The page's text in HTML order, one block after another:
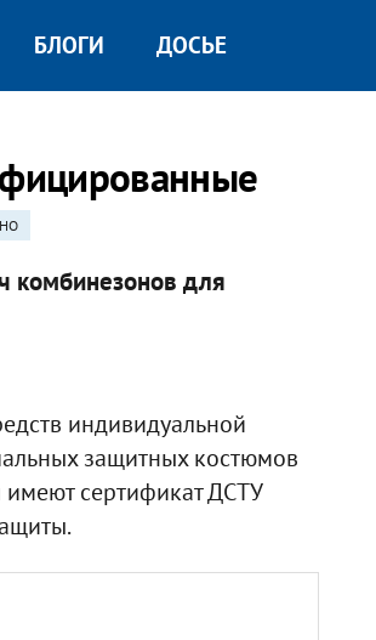
БЛОГИ ДОСЬЕ
комбинезонов для
индивидуальной
защитных костюмов
сертификат ДСТУ